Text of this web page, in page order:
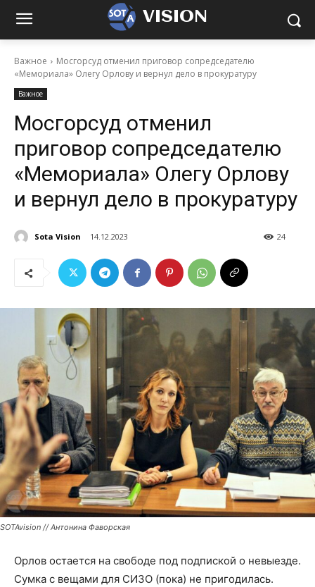
VISION
Важное
Мосгорсуд отменил приговор сопредседателю
«Мемориала» Олегу Орлову и вернул дело в прокуратуру
Важное
Мосгорсуд отменил
приговор сопредседателю
«Мемориала» Олегу Орлову
и вернул дело в прокуратуру
Sota Vision 14.12.2023 24
SOTAvision // Антонина Фаворская
Орлов остается на свободе под подпиской о невыезде.
Сумка с вещами для СИЗО (пока) не пригодилась.